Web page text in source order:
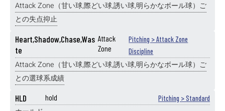
Attack Zone（甘い球,際どい球,誘い球,明らかなボール球）ご
との失点抑止
Heart,Shadow,Chase,Was
te
Attack
Zone
Pitching > Attack Zone
Discipline
Attack Zone（甘い球,際どい球,誘い球,明らかなボール球）ご
との選球系成績
HLD hold Pitching > Standard